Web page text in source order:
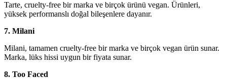
Tarte, cruelty-free bir marka ve birçok ürünü vegan. Ürünleri,
yüksek performanslı doğal bileşenlere dayanır.
7. Milani
Milani, tamamen cruelty-free bir marka ve birçok vegan ürün sunar.
Marka, lüks hissi uygun bir fiyata sunar.
8. Too Faced